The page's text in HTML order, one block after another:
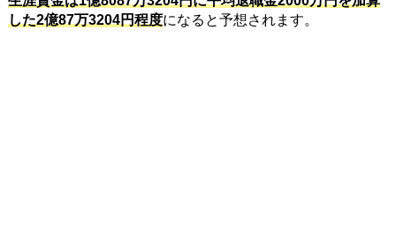
した2億87万3204円程度になると予想されます。